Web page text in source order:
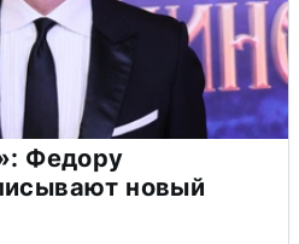
Федору
новый